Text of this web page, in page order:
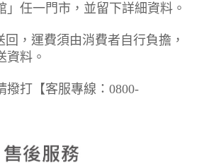
」任一門市，並留下詳細資料。
，運費須由消費者自行負擔，
資料。
撥打【客服專線：0800-